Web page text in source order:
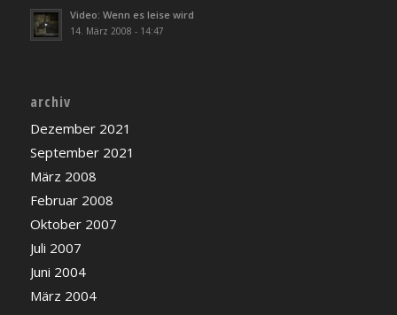
Video: Wenn es leise wird
14. März 2008 - 14:47
archiv
Dezember 2021
September 2021
März 2008
Februar 2008
Oktober 2007
Juli 2007
Juni 2004
März 2004